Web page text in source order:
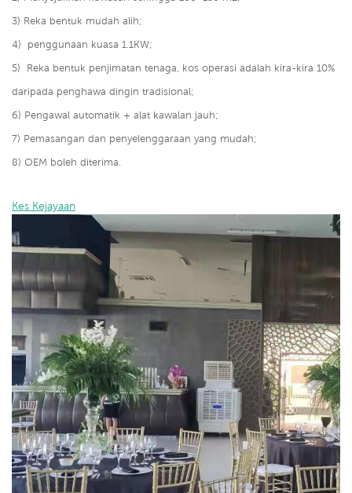
3) Reka bentuk mudah alih;
4) penggunaan kuasa 1.1KW;
5) Reka bentuk penjimatan tenaga, kos operasi adalah kira-kira 10%
daripada penghawa dingin tradisional;
6) Pengawal automatik + alat kawalan jauh;
7) Pemasangan dan penyelenggaraan yang mudah;
8) OEM boleh diterima.
Kes Kejayaan